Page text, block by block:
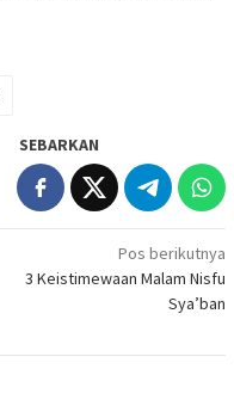
SEBARKAN
Pos berikutnya
3 Keistimewaan Malam Nisfu
Sya’ban